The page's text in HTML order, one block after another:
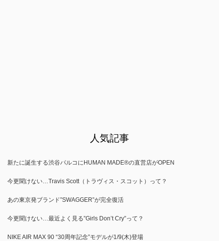
人気記事
新たに誕生する渋谷パルコにHUMAN MADE®の直営店がOPEN
今更聞けない…Travis Scott（トラヴィス・スコット）って？
あの東京発ブランド”SWAGGER”が完全復活
今更聞けない…最近よく見る”Girls Don’t Cry”って？
NIKE AIR MAX 90 “30周年記念”モデルが1/9(木)登場